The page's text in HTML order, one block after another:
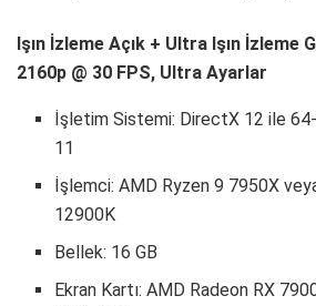
Işın İzleme Açık + Ultra Işın İzleme
2160p @ 30 FPS, Ultra Ayarlar
İşletim Sistemi: DirectX 12 ile
11
İşlemci: AMD Ryzen 9 7950X
12900K
Bellek: 16 GB
Ekran Kartı: AMD Radeon RX